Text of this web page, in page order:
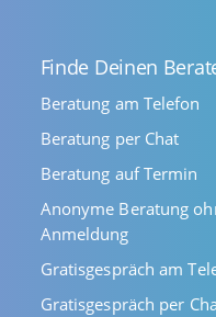
Finde Deinen
Beratung am Telefon
Beratung per Chat
Beratung auf Termin
Anonyme Beratung
Anmeldung
Gratisgespräch am
Gratisgespräch per